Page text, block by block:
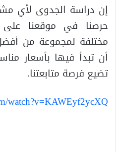
إن دراسة الجدوى لأي
حرصنا في موقعنا
مختلفة لمجموعة من
أن تبدأ فيها بأسعار
تضيع فرصة متابعتنا.
watch?v=KAWEyf2ycXQ